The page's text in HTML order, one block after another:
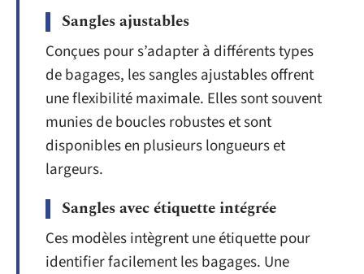
Sangles ajustables
Conçues pour s’adapter à différents types
de bagages, les sangles ajustables offrent
une flexibilité maximale. Elles sont souvent
munies de boucles robustes et sont
disponibles en plusieurs longueurs et
largeurs.
Sangles avec étiquette intégrée
Ces modèles intègrent une étiquette pour
identifier facilement les bagages. Une